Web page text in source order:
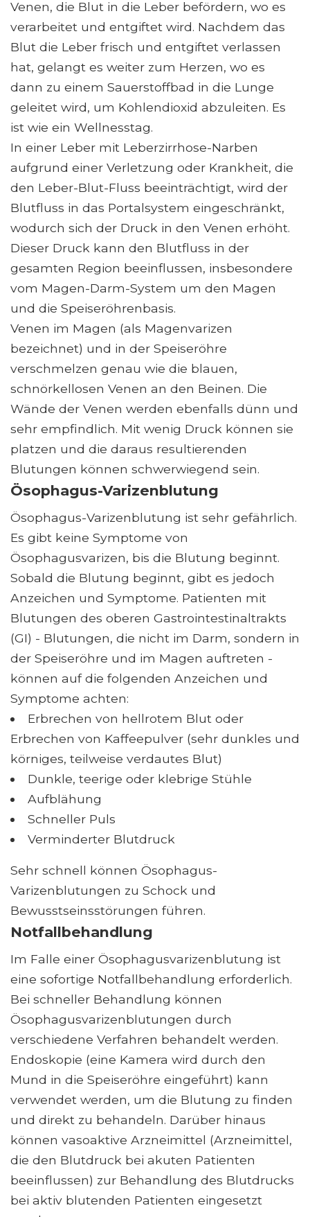
Venen, die Blut in die Leber befördern, wo es
verarbeitet und entgiftet wird. Nachdem das
Blut die Leber frisch und entgiftet verlassen
hat, gelangt es weiter zum Herzen, wo es
dann zu einem Sauerstoffbad in die Lunge
geleitet wird, um Kohlendioxid abzuleiten. Es
ist wie ein Wellnesstag.
In einer Leber mit Leberzirrhose-Narben
aufgrund einer Verletzung oder Krankheit, die
den Leber-Blut-Fluss beeinträchtigt, wird der
Blutfluss in das Portalsystem eingeschränkt,
wodurch sich der Druck in den Venen erhöht.
Dieser Druck kann den Blutfluss in der
gesamten Region beeinflussen, insbesondere
vom Magen-Darm-System um den Magen
und die Speiseröhrenbasis.
Venen im Magen (als Magenvarizen
bezeichnet) und in der Speiseröhre
verschmelzen genau wie die blauen,
schnörkellosen Venen an den Beinen. Die
Wände der Venen werden ebenfalls dünn und
sehr empfindlich. Mit wenig Druck können sie
platzen und die daraus resultierenden
Blutungen können schwerwiegend sein.
Ösophagus-Varizenblutung
Ösophagus-Varizenblutung ist sehr gefährlich.
Es gibt keine Symptome von
Ösophagusvarizen, bis die Blutung beginnt.
Sobald die Blutung beginnt, gibt es jedoch
Anzeichen und Symptome. Patienten mit
Blutungen des oberen Gastrointestinaltrakts
(GI) - Blutungen, die nicht im Darm, sondern in
der Speiseröhre und im Magen auftreten -
können auf die folgenden Anzeichen und
Symptome achten:
Erbrechen von hellrotem Blut oder
Erbrechen von Kaffeepulver (sehr dunkles und
körniges, teilweise verdautes Blut)
Dunkle, teerige oder klebrige Stühle
Aufblähung
Schneller Puls
Verminderter Blutdruck
Sehr schnell können Ösophagus-
Varizenblutungen zu Schock und
Bewusstseinsstörungen führen.
Notfallbehandlung
Im Falle einer Ösophagusvarizenblutung ist
eine sofortige Notfallbehandlung erforderlich.
Bei schneller Behandlung können
Ösophagusvarizenblutungen durch
verschiedene Verfahren behandelt werden.
Endoskopie (eine Kamera wird durch den
Mund in die Speiseröhre eingeführt) kann
verwendet werden, um die Blutung zu finden
und direkt zu behandeln. Darüber hinaus
können vasoaktive Arzneimittel (Arzneimittel,
die den Blutdruck bei akuten Patienten
beeinflussen) zur Behandlung des Blutdrucks
bei aktiv blutenden Patienten eingesetzt